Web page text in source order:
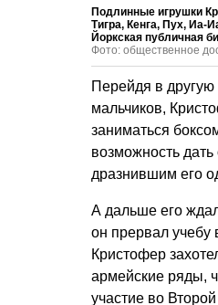
Подлинные игрушки
Тигра, Кенга, Пух, Иа-
Йоркская публичная
Фото: общественное
Перейдя в
мальчиков,
заниматься
возможность дать
дразнившим его
А дальше его
он прервал учебу
Кристофер
армейские ряды,
участие во